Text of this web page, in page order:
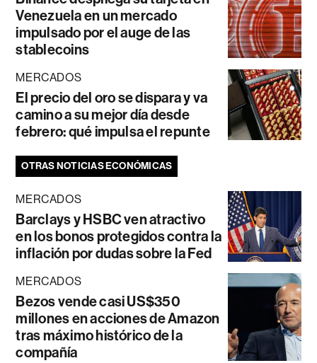
Venezuela en un mercado
impulsado por el auge de las
stablecoins
MERCADOS
El precio del oro se dispara y va
camino a su mejor día desde
febrero: qué impulsa el repunte
OTRAS NOTICIAS ECONÓMICAS
MERCADOS
Barclays y HSBC ven atractivo
en los bonos protegidos contra la
inflación por dudas sobre la Fed
MERCADOS
Bezos vende casi US$350
millones en acciones de Amazon
tras máximo histórico de la
compañía